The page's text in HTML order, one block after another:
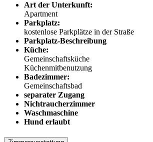
Art der Unterkunft:
Apartment
Parkplatz:
kostenlose Parkplätze in der Straße
Parkplatz-Beschreibung
Küche:
Gemeinschaftsküche
Küchenmitbenutzung
Badezimmer:
Gemeinschaftsbad
separater Zugang
Nichtraucherzimmer
Waschmaschine
Hund erlaubt